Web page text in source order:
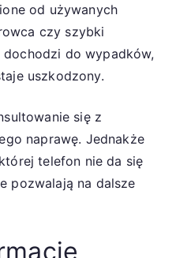
od używanych
czy szybki
dochodzi do wypadków,
uszkodzony.
się z
naprawę. Jednakże
telefon nie da się
pozwalają na dalsze